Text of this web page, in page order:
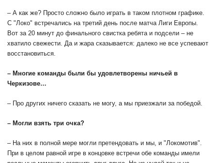
– А как же? Просто сложно было играть в таком плотном графике.
С "Локо" встречались на третий день после матча Лиги Европы.
Вот за 20 минут до финального свистка ребята и подсели – не
хватило свежести. Да и жара сказывается: далеко не все успевают
восстановиться.
– Многие команды были бы удовлетворены ничьей в
Черкизове…
– Про других ничего сказать не могу, а мы приезжали за победой.
– Могли взять три очка?
– На них в полной мере могли претендовать и мы, и "Локомотив".
При в целом равной игре в концовке встречи обе команды имели